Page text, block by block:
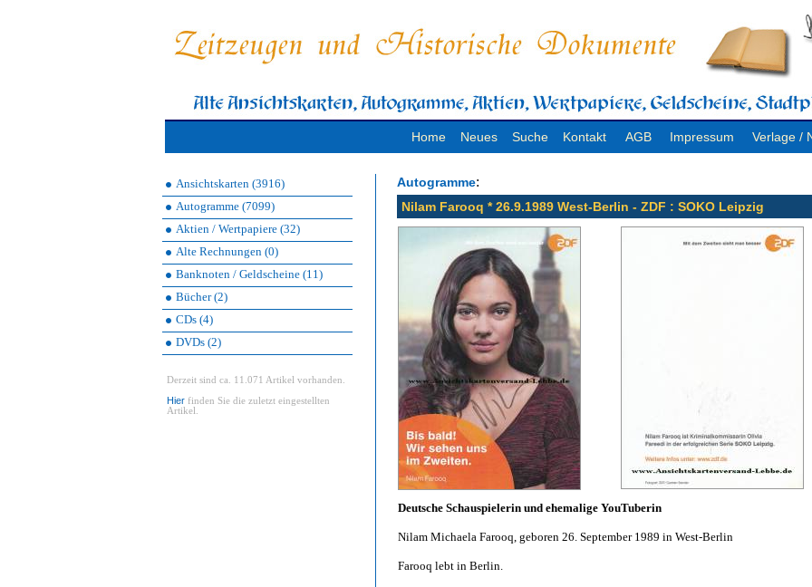
Home Neues Suche Kontakt AGB Impressum Verlage /
Ansichtskarten (3916)
Autogramme (7099)
Aktien / Wertpapiere (32)
Alte Rechnungen (0)
Banknoten / Geldscheine (11)
Bücher (2)
CDs (4)
DVDs (2)
Derzeit sind ca. 11.071 Artikel vorhanden.
Hier finden Sie die zuletzt eingestellten
Artikel.
Autogramme:
Nilam Farooq * 26.9.1989 West-Berlin - ZDF : SOKO Leipzig
Deutsche Schauspielerin und ehemalige YouTuberin
Nilam Michaela Farooq, geboren 26. September 1989 in West-Berlin
Farooq lebt in Berlin.